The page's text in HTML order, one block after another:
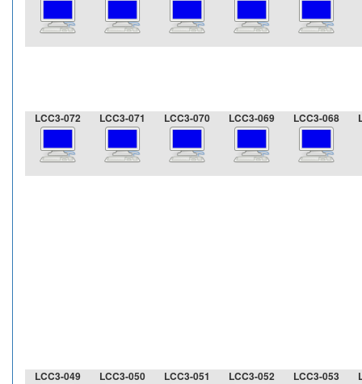
LCC3-072 LCC3-071 LCC3-070 LCC3-069 LCC3-068
LCC3-049 LCC3-050 LCC3-051 LCC3-052 LCC3-053